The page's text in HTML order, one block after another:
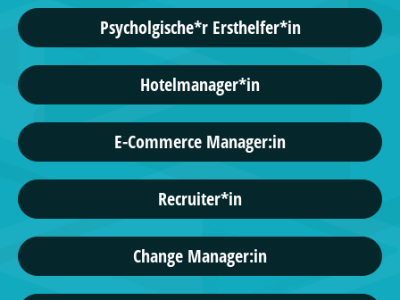
Psycholgische*r Ersthelfer*in
Hotelmanager*in
E-Commerce Manager:in
Recruiter*in
Change Manager:in